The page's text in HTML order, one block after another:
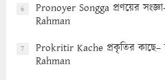
6
Pronoyer Songga প্রণয়ের
Rahman
7
Prokritir Kache প্রকৃতির কাছে–
Rahman